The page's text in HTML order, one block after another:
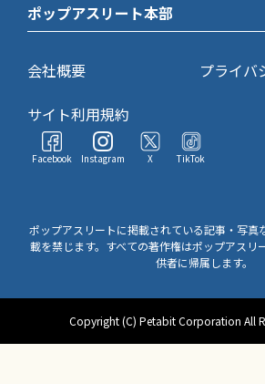
ポップアスリート本部
会社概要
プライバ
サイト利用規約
Facebook Instagram X TikTok
ポップアスリートに掲載されている記事・写真
載を禁じます。すべての著作権はポップアスリ
供者に帰属します。
Copyright (C) Petabit Corporation All